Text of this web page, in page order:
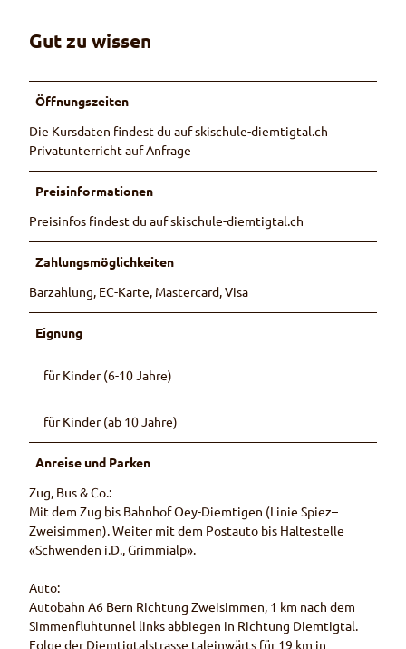
Gut zu wissen
Öffnungszeiten
Die Kursdaten findest du auf skischule-diemtigtal.ch
Privatunterricht auf Anfrage
Preisinformationen
Preisinfos findest du auf skischule-diemtigtal.ch
Zahlungsmöglichkeiten
Barzahlung, EC-Karte, Mastercard, Visa
Eignung
für Kinder (6-10 Jahre)
für Kinder (ab 10 Jahre)
Anreise und Parken
Zug, Bus & Co.:
Mit dem Zug bis Bahnhof Oey-Diemtigen (Linie Spiez–
Zweisimmen). Weiter mit dem Postauto bis Haltestelle
«Schwenden i.D., Grimmialp».
Auto:
Autobahn A6 Bern Richtung Zweisimmen, 1 km nach dem
Simmenfluhtunnel links abbiegen in Richtung Diemtigtal.
Folge der Diemtigtalstrasse taleinwärts für 19 km in